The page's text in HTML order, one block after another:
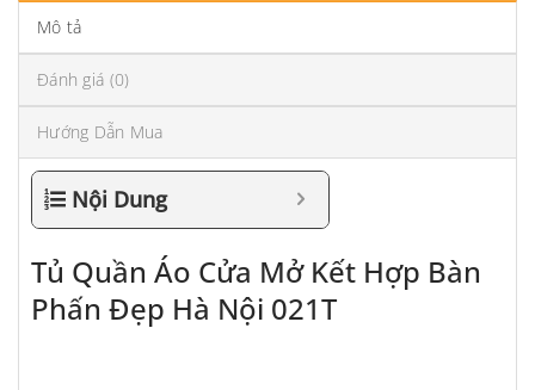
Mô tả
Đánh giá (0)
Hướng Dẫn Mua
Nội Dung
Tủ Quần Áo Cửa Mở Kết Hợp Bàn
Phấn Đẹp Hà Nội 021T